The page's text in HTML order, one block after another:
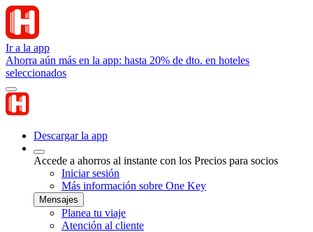
Ir a la app
Ahorra aún más en la app: hasta 20% de dto. en hoteles
seleccionados
Descargar la app
Accede a ahorros al instante con los Precios para socios
Iniciar sesión
Más información sobre One Key
Mensajes
Planea tu viaje
Atención al cliente